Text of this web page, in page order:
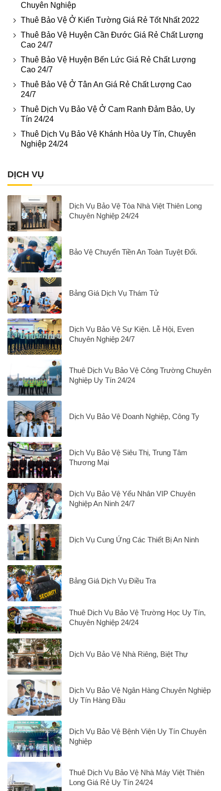
Chuyên Nghiệp
Thuê Bảo Vệ Ở Kiến Tường Giá Rẻ Tốt Nhất 2022
Thuê Bảo Vệ Huyện Cần Đước Giá Rẻ Chất Lượng
Cao 24/7
Thuê Bảo Vệ Huyện Bến Lức Giá Rẻ Chất Lượng
Cao 24/7
Thuê Bảo Vệ Ở Tân An Giá Rẻ Chất Lượng Cao
24/7
Thuê Dịch Vụ Bảo Vệ Ở Cam Ranh Đảm Bảo, Uy
Tín 24/24
Thuê Dịch Vụ Bảo Vệ Khánh Hòa Uy Tín, Chuyên
Nghiệp 24/24
DỊCH VỤ
Dịch Vụ Bảo Vệ Tòa Nhà Việt Thiên Long
Chuyên Nghiệp 24/24
Bảo Vệ Chuyển Tiền An Toàn Tuyệt Đối.
Bảng Giá Dịch Vụ Thám Tử
Dịch Vụ Bảo Vệ Sự Kiện. Lễ Hội, Even
Chuyên Nghiệp 24/7
Thuê Dịch Vụ Bảo Vệ Công Trường Chuyên
Nghiệp Uy Tín 24/24
Dịch Vụ Bảo Vệ Doanh Nghiệp, Công Ty
Dịch Vụ Bảo Vệ Siêu Thị, Trung Tâm
Thương Mại
Dịch Vụ Bảo Vệ Yếu Nhân VIP Chuyên
Nghiệp An Ninh 24/7
Dịch Vụ Cung Ứng Các Thiết Bị An Ninh
Bảng Giá Dịch Vụ Điều Tra
Thuê Dịch Vụ Bảo Vệ Trường Học Uy Tín,
Chuyên Nghiệp 24/24
Dịch Vụ Bảo Vệ Nhà Riêng, Biệt Thự
Dịch Vụ Bảo Vệ Ngân Hàng Chuyên Nghiệp
Uy Tín Hàng Đầu
Dịch Vụ Bảo Vệ Bệnh Viện Uy Tín Chuyên
Nghiệp
Thuê Dịch Vụ Bảo Vệ Nhà Máy Việt Thiên
Long Giá Rẻ Uy Tín 24/24